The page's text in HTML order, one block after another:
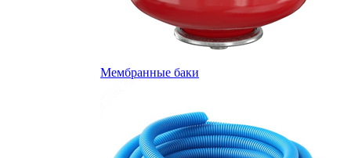
Мембранные баки